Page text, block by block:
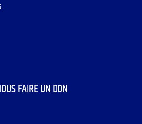
FAIRE UN DON